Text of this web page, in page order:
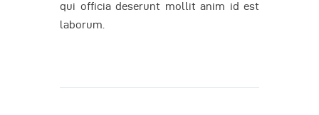
qui officia deserunt mollit anim id est
laborum.